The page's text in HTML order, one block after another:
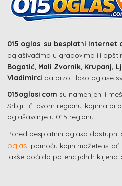
015 oglasi su besplatni Internet
oglašivačima u gradovima ili
Bogatić, Mali Zvornik, Krupanj,
Vladimirci da brzo i lako oglase
015oglasi.com su namenjeni i
Srbiji i čitavom regionu, kojima bi
oglašavanje u 015 regionu.
Pored besplatnih oglasa dostupni
oglasi pomoću kojih možete
lakše doći do potencijalnih